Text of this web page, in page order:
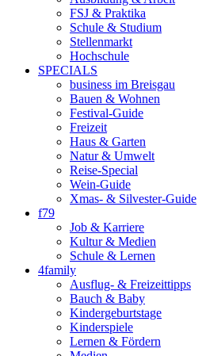
FSJ & Praktika
Schule & Studium
Stellenmarkt
Hochschule
SPECIALS
business im Breisgau
Bauen & Wohnen
Festival-Guide
Freizeit
Haus & Garten
Natur & Umwelt
Reise-Special
Wein-Guide
Xmas- & Silvester-Guide
f79
Job & Karriere
Kultur & Medien
Schule & Lernen
4family
Ausflug- & Freizeittipps
Bauch & Baby
Kindergeburtstage
Kinderspiele
Lernen & Fördern